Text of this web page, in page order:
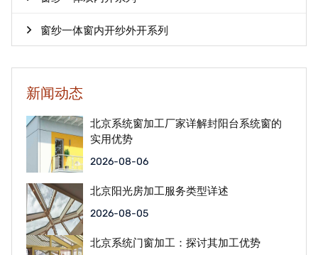
窗纱一体窗内开纱外开系列
新闻动态
北京系统窗加工厂家详解封阳台系统窗的
实用优势
2026-08-06
北京阳光房加工服务类型详述
2026-08-05
北京系统门窗加工：探讨其加工优势